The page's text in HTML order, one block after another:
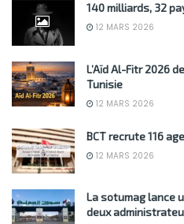
140 milliards, 32
12 MARS 2026
L’Aïd Al-Fitr 2026
Tunisie
12 MARS 2026
BCT recrute 116
12 MARS 2026
La sotumag lance
deux